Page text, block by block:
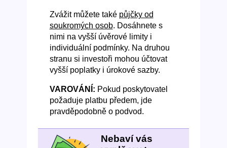
Zvážit můžete také půjčky od
soukromých osob. Dosáhnete s
nimi na vyšší úvěrové limity i
individuální podmínky. Na druhou
stranu si investoři mohou účtovat
vyšší poplatky i úrokové sazby.
VAROVÁNÍ: Pokud poskytovatel
požaduje platbu předem, jde
pravděpodobně o podvod.
Nebaví vás